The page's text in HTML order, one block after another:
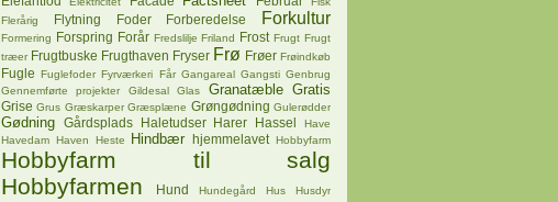
Flerårig
Flytning Foder Forberedelse Forkultur
Formering Forspring Forår Fredslilje Friland Frost Frugt Frugt
træer Frugtbuske Frugthaven Fryser Frø Frøer Frøindkøb
Fugle Fuglefoder Fyrværkeri Får Gangareal Gangsti Genbrug
Gennemførte projekter
Gildesal Glas Granatæble Gratis
Grise Grus Græskarper Græsplæne Grøngødning Gulerødder
Gødning Gårdsplads Haletudser Harer Hassel
Have
Havedam Haven Heste Hindbær hjemmelavet Hobbyfarm
Hobbyfarm til salg
Hobbyfarmen
Hund Hundegård Hus
Husdyr